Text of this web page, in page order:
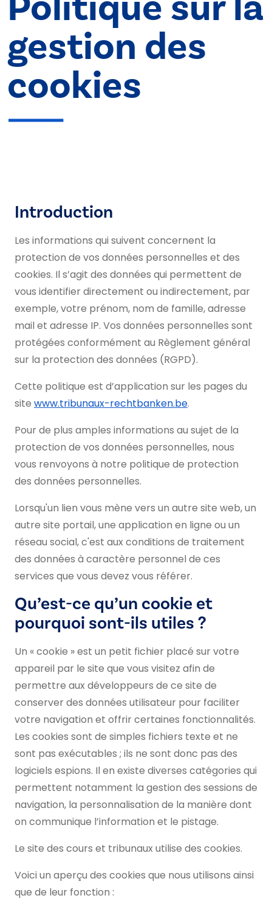
gestion des
cookies
Introduction
Les informations qui suivent concernent la
protection de vos données personnelles et des
cookies. Il s’agit des données qui permettent de
vous identifier directement ou indirectement, par
exemple, votre prénom, nom de famille, adresse
mail et adresse IP. Vos données personnelles sont
protégées conformément au Règlement général
sur la protection des données (RGPD).
Cette politique est d’application sur les pages du
site www.tribunaux-rechtbanken.be.
Pour de plus amples informations au sujet de la
protection de vos données personnelles, nous
vous renvoyons à notre politique de protection
des données personnelles.
Lorsqu'un lien vous mène vers un autre site web, un
autre site portail, une application en ligne ou un
réseau social, c'est aux conditions de traitement
des données à caractère personnel de ces
services que vous devez vous référer.
Qu’est-ce qu’un cookie et
pourquoi sont-ils utiles ?
Un « cookie » est un petit fichier placé sur votre
appareil par le site que vous visitez afin de
permettre aux développeurs de ce site de
conserver des données utilisateur pour faciliter
votre navigation et offrir certaines fonctionnalités.
Les cookies sont de simples fichiers texte et ne
sont pas exécutables ; ils ne sont donc pas des
logiciels espions. Il en existe diverses catégories qui
permettent notamment la gestion des sessions de
navigation, la personnalisation de la manière dont
on communique l’information et le pistage.
Le site des cours et tribunaux utilise des cookies.
Voici un aperçu des cookies que nous utilisons ainsi
que de leur fonction :